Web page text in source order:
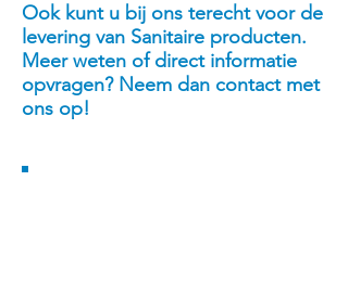
Ook kunt u bij ons terecht voor de
levering van Sanitaire producten.
Meer weten of direct informatie
opvragen? Neem dan contact met
ons op!